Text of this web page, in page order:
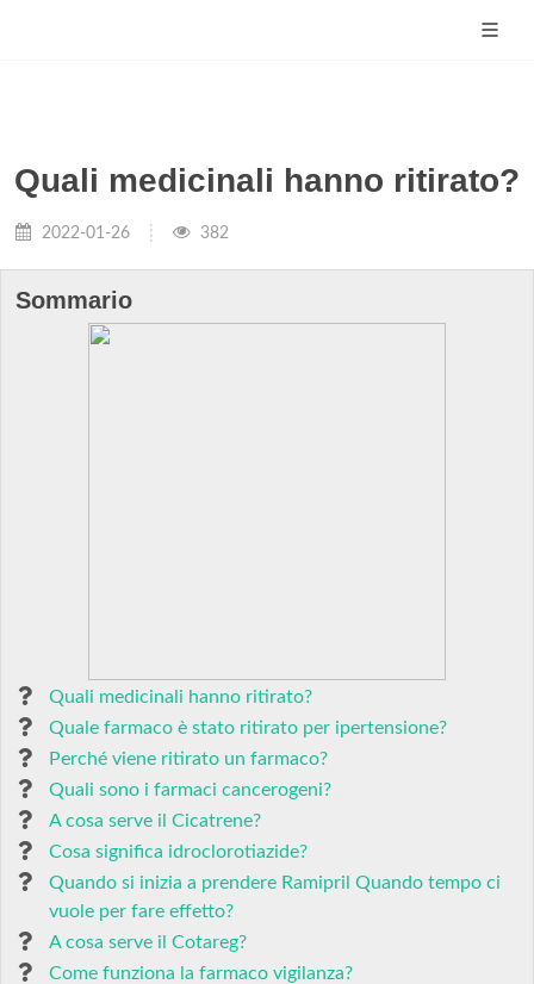
Quali medicinali hanno ritirato?
2022-01-26 382
Sommario
Quali medicinali hanno ritirato?
Quale farmaco è stato ritirato per ipertensione?
Perché viene ritirato un farmaco?
Quali sono i farmaci cancerogeni?
A cosa serve il Cicatrene?
Cosa significa idroclorotiazide?
Quando si inizia a prendere Ramipril Quando tempo ci
vuole per fare effetto?
A cosa serve il Cotareg?
Come funziona la farmaco vigilanza?